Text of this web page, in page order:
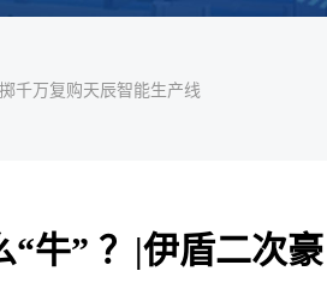
千万复购天辰智能生产线
“牛” ？|伊盾二次豪